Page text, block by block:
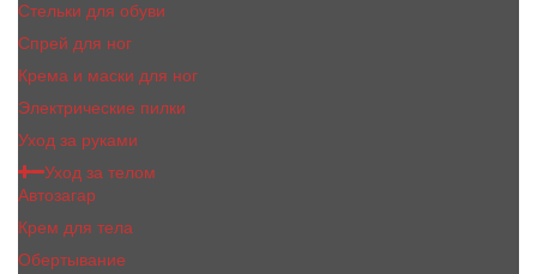
Стельки для обуви
Спрей для ног
Крема и маски для ног
Электрические пилки
Уход за руками
Уход за телом
Автозагар
Крем для тела
Обертывание